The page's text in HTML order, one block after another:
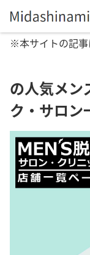
※本サイトの記事
の人気メン
ク・サロン